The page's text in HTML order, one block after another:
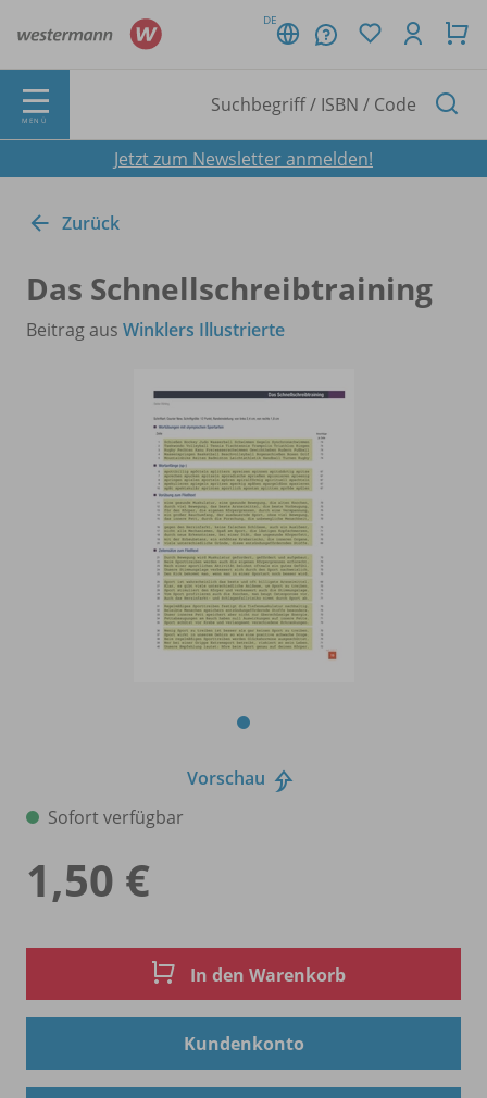
DE
MENÜ
Jetzt zum Newsletter anmelden!
Zurück
Das Schnellschreibtraining
Beitrag aus Winklers Illustrierte
Vorschau
Sofort verfügbar
1,50 €
In den Warenkorb
Kundenkonto